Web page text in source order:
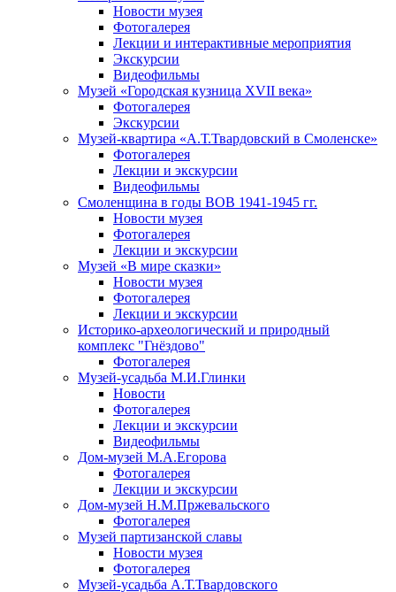
Новости музея
Фотогалерея
Лекции и интерактивные мероприятия
Экскурсии
Видеофильмы
Музей «Городская кузница XVII века»
Фотогалерея
Экскурсии
Музей-квартира «А.Т.Твардовский в Смоленске»
Фотогалерея
Лекции и экскурсии
Видеофильмы
Смоленщина в годы ВОВ 1941-1945 гг.
Новости музея
Фотогалерея
Лекции и экскурсии
Музей «В мире сказки»
Новости музея
Фотогалерея
Лекции и экскурсии
Историко-археологический и природный
комплекс "Гнёздово"
Фотогалерея
Музей-усадьба М.И.Глинки
Новости
Фотогалерея
Лекции и экскурсии
Видеофильмы
Дом-музей М.А.Егорова
Фотогалерея
Лекции и экскурсии
Дом-музей Н.М.Пржевальского
Фотогалерея
Музей партизанской славы
Новости музея
Фотогалерея
Музей-усадьба А.Т.Твардовского